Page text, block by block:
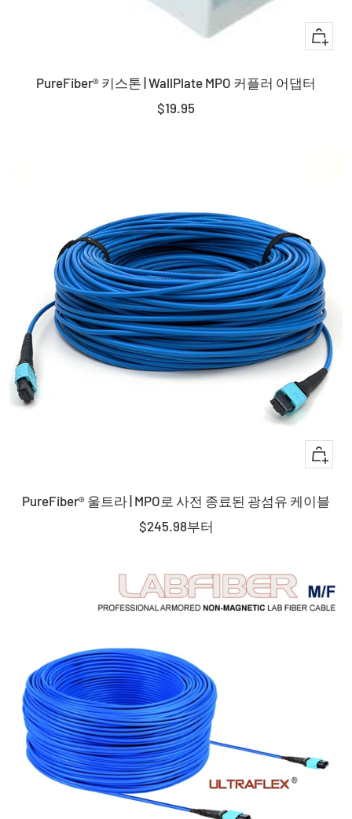
+
바
PureFiber® 키스톤 | WallPlate MPO 커플러 어댑터
판
$19.95
퀵
PureFiber® 울트라 | MPO로 사전 종료된 광섬유 케이블
판
가
격
$245.98부터